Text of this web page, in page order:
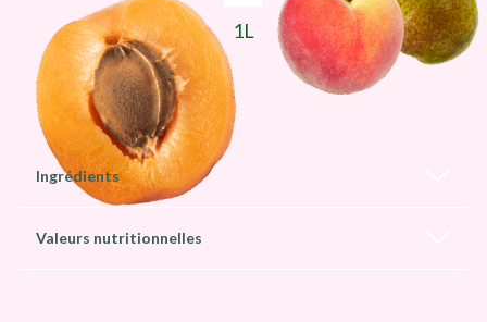
1L
Ingrédients
Valeurs nutritionnelles